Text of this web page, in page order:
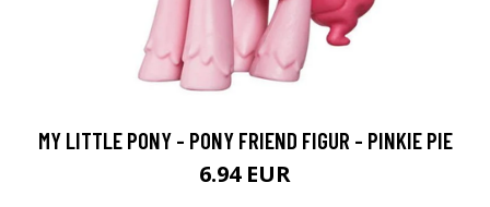
MY LITTLE PONY - PONY FRIEND FIGUR - PINKIE PIE
6.94 EUR